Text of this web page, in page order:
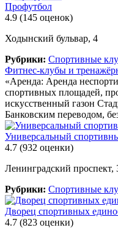
Профутбол
4.9 (145 оценок)
Ходынский бульвар, 4
Рубрики: Спортивные
Фитнес-клубы и
«Аренда: Аренда
спортивных площадей,
искусственный газон
Банковским переводом,
Универсальный
4.7 (932 оценки)
Ленинградский проспект,
Рубрики: Спортивные
Дворец спортивных
4.7 (823 оценки)